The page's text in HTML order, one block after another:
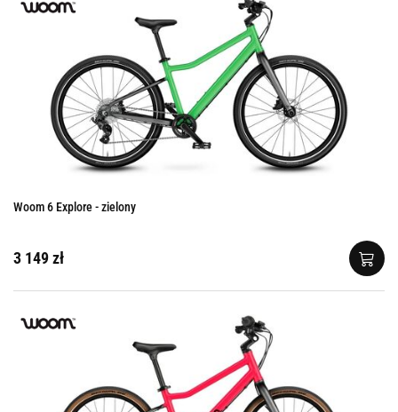
Woom 6 Explore - zielony
3 149 zł